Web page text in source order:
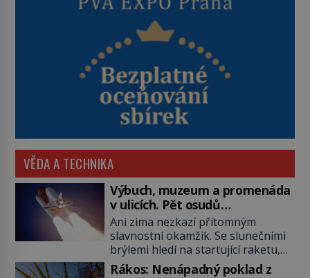
VĚDA A TECHNIKA
Výbuch, muzeum a promenáda
v ulicích. Pět osudů
nejslavnějších raketoplánů
Ani zima nezkazí přítomným
slavnostní okamžik. Se slunečními
brýlemi hledí na startující raketu,
která má do vesmíru vynést kromě
Rákos: Nenápadný poklad z